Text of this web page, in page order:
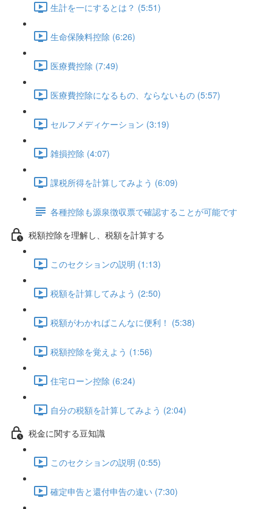
生計を一にするとは？ (5:51)
生命保険料控除 (6:26)
医療費控除 (7:49)
医療費控除になるもの、ならないもの (5:57)
セルフメディケーション (3:19)
雑損控除 (4:07)
課税所得を計算してみよう (6:09)
各種控除も源泉徴収票で確認することが可能です
税額控除を理解し、税額を計算する
このセクションの説明 (1:13)
税額を計算してみよう (2:50)
税額がわかればこんなに便利！ (5:38)
税額控除を覚えよう (1:56)
住宅ローン控除 (6:24)
自分の税額を計算してみよう (2:04)
税金に関する豆知識
このセクションの説明 (0:55)
確定申告と還付申告の違い (7:30)